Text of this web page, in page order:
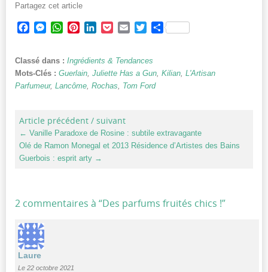
Partagez cet article
Facebook
Messenger
WhatsApp
PinterestLinkedInPocketEmailTwitterPartager
Classé dans : Ingrédients & Tendances
Mots-Clés : Guerlain Juliette Has a Gun Kilian L'Artisan
Parfumeur, Lancôme Rochas Tom Ford
Article précédent / suivant
← Vanille Paradoxe de Rosine : subtile extravagante
Olé de Ramon Monegal et 2013 Résidence d’Artistes des Bains
Guerbois : esprit arty →
2 commentaires à “Des parfums fruités chics !”
Laure
Le 22 octobre 2021